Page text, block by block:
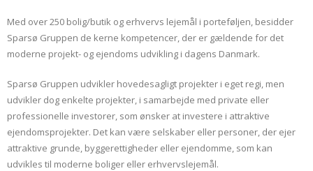
Med over 250 bolig/butik og erhvervs lejemål i porteføljen, besidder
Sparsø Gruppen de kerne kompetencer, der er gældende for det
moderne projekt- og ejendoms udvikling i dagens Danmark.
Sparsø Gruppen udvikler hovedesagligt projekter i eget regi, men
udvikler dog enkelte projekter, i samarbejde med private eller
professionelle investorer, som ønsker at investere i attraktive
ejendomsprojekter. Det kan være selskaber eller personer, der ejer
attraktive grunde, byggerettigheder eller ejendomme, som kan
udvikles til moderne boliger eller erhvervslejemål.